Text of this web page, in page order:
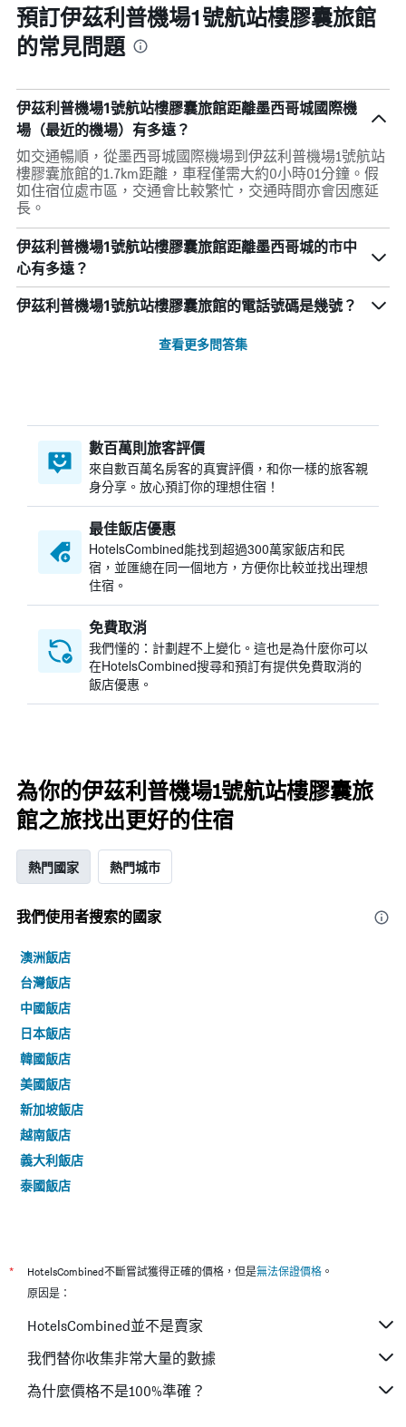
預訂伊茲利普機場1號航站樓膠囊旅館
的常見問題
伊茲利普機場1號航站樓膠囊旅館距離墨西哥城國際機
場（最近的機場）有多遠？
如交通暢順，從墨西哥城國際機場到伊茲利普機場1號航站
樓膠囊旅館的1.7km距離，車程僅需大約0小時01分鐘。假
如住宿位處市區，交通會比較繁忙，交通時間亦會因應延
長。
伊茲利普機場1號航站樓膠囊旅館距離墨西哥城的市中
心有多遠？
伊茲利普機場1號航站樓膠囊旅館的電話號碼是幾號？
查看更多問答集
數百萬則旅客評價
來自數百萬名房客的真實評價，和你一樣的旅客親
身分享。放心預訂你的理想住宿！
最佳飯店優惠
HotelsCombined​能找到超過300萬家飯店和民
宿，並匯總在同一個地方，方便你比較並找出理想
住宿。
免費取消
我們懂的：計劃趕不上變化。這也是為什麼你可以
在HotelsCombined搜尋和預訂有提供免費取消的
飯店優惠。
為你的伊茲利普機場1號航站樓膠囊旅
館之旅找出更好的住宿
熱門國家 熱門城市
我們使用者搜索的國家
澳洲飯店
台灣飯店
中國飯店
日本飯店
韓國飯店
美國飯店
新加坡飯店
越南飯店
義大利飯店
泰國飯店
* HotelsCombined不斷嘗試獲得正確的價格，但是無法保證價格 。
原因是：
HotelsCombined並不是賣家
我們替你收集非常大量的數據
為什麼價格不是100%準確？